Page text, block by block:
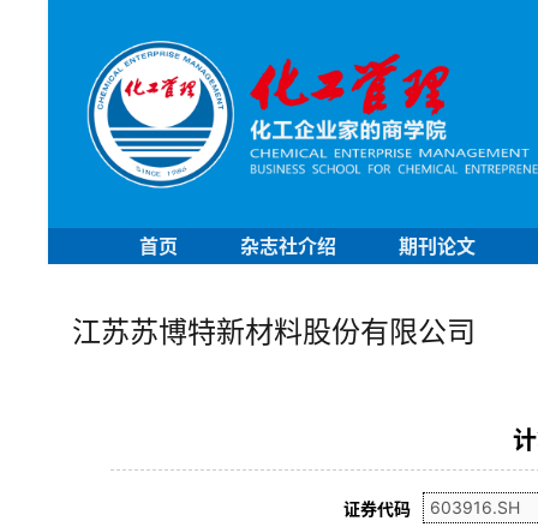
首页 杂志社介绍 期刊论文
江苏苏博特新材料股份有限公司
证券代码